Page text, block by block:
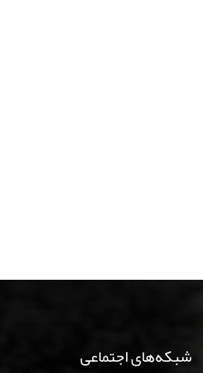
شبکه‌های اجتماعی